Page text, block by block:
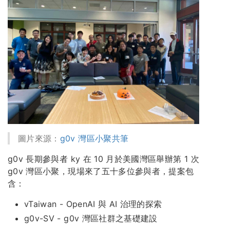
圖片來源： g0v 灣區小聚共筆
g0v 長期參與者 ky 在 10 月於美國灣區舉辦第 1 次
g0v 灣區小聚，現場來了五十多位參與者，提案包
含：
vTaiwan - OpenAI 與 AI 治理的探索
g0v-SV - g0v 灣區社群之基礎建設